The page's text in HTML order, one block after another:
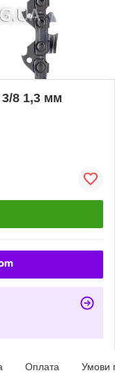
8 1,3 мм
Оплата Умови